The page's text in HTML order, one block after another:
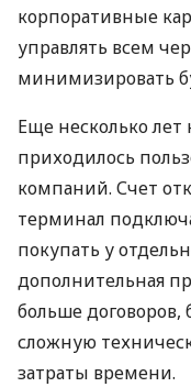
корпоративные
управлять всем
минимизировать
Еще несколько
приходилось
компаний. Счет
терминал
покупать у
дополнительная
больше
сложную
затраты времени.